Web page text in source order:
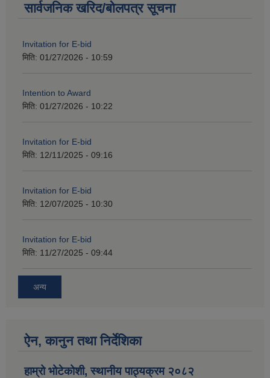
सार्वजनिक खरिद/बोलपत्र सूचना
Invitation for E-bid
मिति: 01/27/2026 - 10:59
Intention to Award
मिति: 01/27/2026 - 10:22
Invitation for E-bid
मिति: 12/11/2025 - 09:16
Invitation for E-bid
मिति: 12/07/2025 - 10:30
Invitation for E-bid
मिति: 11/27/2025 - 09:44
अन्य
ऐन, कानुन तथा निर्देशिका
हाम्रो भोटेकोशी, स्थानीय पाठ्यक्रम २०८२